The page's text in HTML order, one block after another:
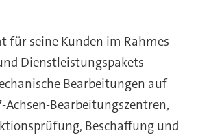
für seine Kunden im Rahmes
Dienstleistungspakets
Bearbeitungen auf
Achsen-Bearbeitungszentren,
Beschaffung und